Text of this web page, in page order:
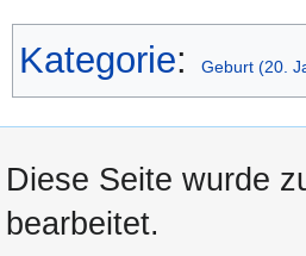
Kategorie: Geburt (20.
Diese Seite wurde
bearbeitet.